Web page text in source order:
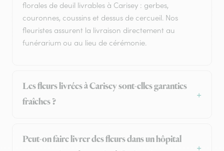
florales de deuil livrables à Carisey : gerbes,
couronnes, coussins et dessus de cercueil. Nos
fleuristes assurent la livraison directement au
funérarium ou au lieu de cérémonie.
Les fleurs livrées à Carisey sont-elles garanties
fraîches ?
Peut-on faire livrer des fleurs dans un hôpital